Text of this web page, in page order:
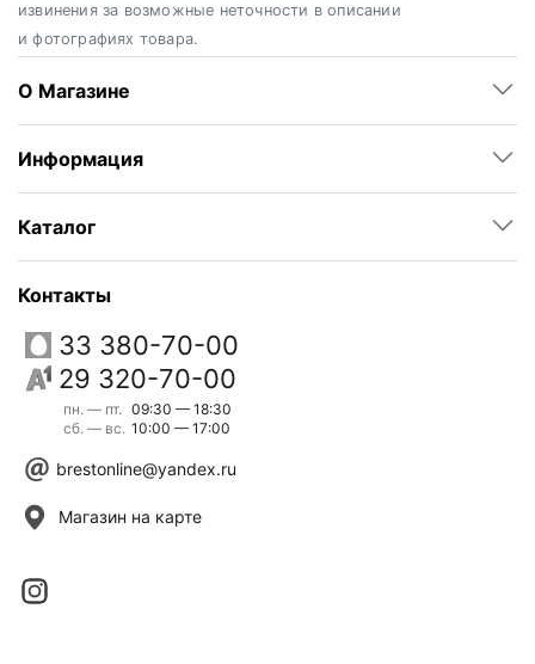
извинения за возможные неточности в описании
и фотографиях товара.
О Магазине
Информация
Каталог
Контакты
33 380-70-00
29 320-70-00
пн. — пт.
сб. — вс.
09:30 — 18:30
10:00 — 17:00
brestonline@yandex.ru
Магазин на карте